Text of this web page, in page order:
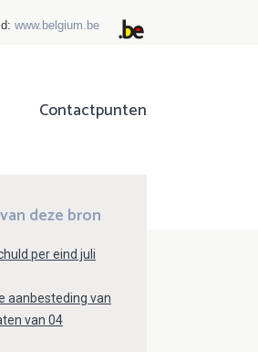
www.belgium.be
Contactpunten
deze bron
per eind juli
aanbesteding van
van 04